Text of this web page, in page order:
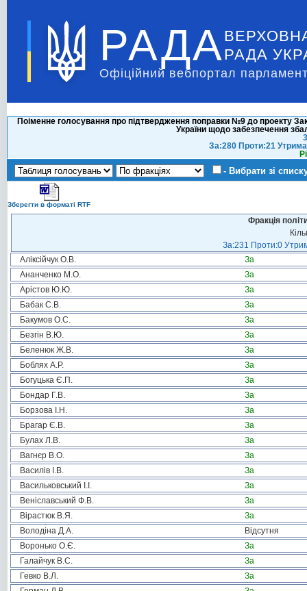
РАДА РАДА
Офіційний вебпортал
Поіменне голосування про підтвердження поправки №9 до проекту
України щодо забезпечення
За:280 Проти:21
- Вибрати зі
Зберегти в форматі RTF
Фракція
За:231 Проти:0
Аліксійчук О.В.
За
Ананченко М.О.
За
Арістов Ю.Ю.
За
Бабак С.В.
За
Бакумов О.С.
За
Безгін В.Ю.
За
Беленюк Ж.В.
За
Боблях А.Р.
За
Богуцька Є.П.
За
Бондар Г.В.
За
Борзова І.Н.
За
Брагар Є.В.
За
Булах Л.В.
За
Вагнєр В.О.
За
Василів І.В.
За
Васильковський І.І.
За
Веніславський Ф.В.
За
Вірастюк В.Я.
За
Володіна Д.А.
Відсутня
Воронько О.Є.
За
Галайчук В.С.
За
Гевко В.Л.
За